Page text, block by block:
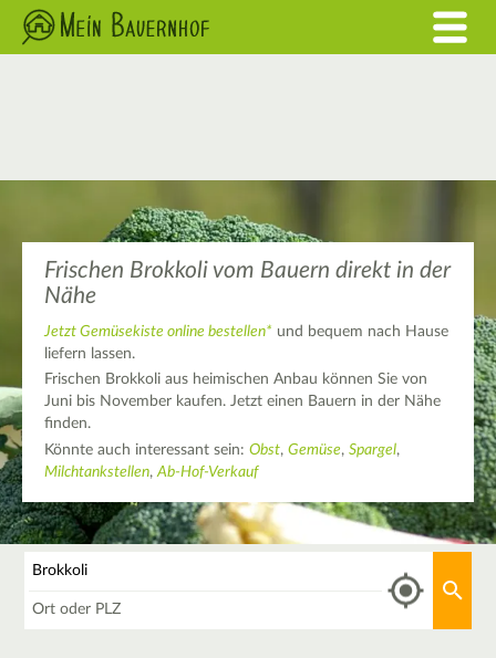
Frischen Brokkoli vom Bauern direkt in der
Nähe
Jetzt Gemüsekiste online bestellen* und bequem nach Hause
liefern lassen.
Frischen Brokkoli aus heimischen Anbau können Sie von
Juni bis November kaufen. Jetzt einen Bauern in der Nähe
finden.
Könnte auch interessant sein: Obst, Gemüse, Spargel,
Milchtankstellen, Ab-Hof-Verkauf